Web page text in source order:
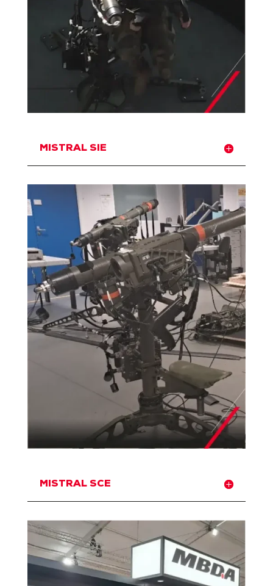
MISTRAL SIE
MISTRAL SCE